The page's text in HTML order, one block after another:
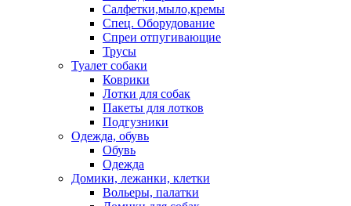
Салфетки,мыло,кремы
Спец. Оборудование
Спреи отпугивающие
Трусы
Туалет собаки
Коврики
Лотки для собак
Пакеты для лотков
Подгузники
Одежда, обувь
Обувь
Одежда
Домики, лежанки, клетки
Вольеры, палатки